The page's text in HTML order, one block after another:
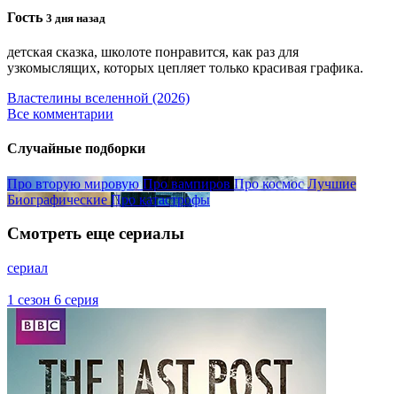
Гость 3 дня назад
детская сказка, школоте понравится, как раз для
узкомыслящих, которых цепляет только красивая графика.
Властелины вселенной (2026)
Все комментарии
Случайные подборки
Про вторую мировую Про вампиров Про космос Лучшие
Биографические Про катастрофы
Смотреть еще сериалы
сериал
1 сезон 6 серия